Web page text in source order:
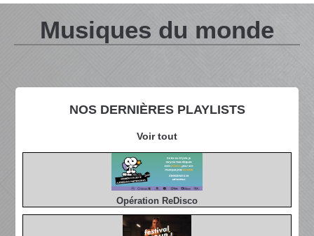
NOS DERNIÈRES PLAYLISTS
Voir tout
Opération ReDisco
Musiques du monde